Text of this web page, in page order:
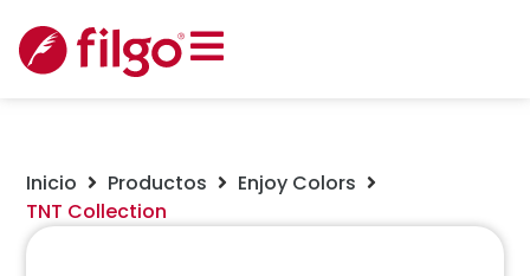
Inicio Productos
Enjoy Colors
TNT Collection